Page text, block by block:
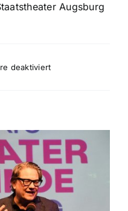
Augsburg
deaktiviertfür
CISA“
2024
eröffnet